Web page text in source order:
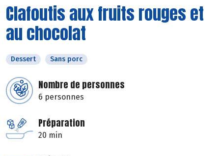
Clafoutis aux fruits rouges et
au chocolat
Dessert Sans porc
Nombre de personnes
6 personnes
Préparation
20 min